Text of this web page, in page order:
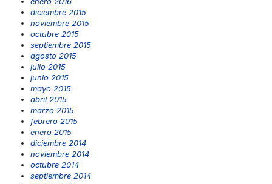
diciembre 2015
noviembre 2015
octubre 2015
septiembre 2015
agosto 2015
julio 2015
junio 2015
mayo 2015
abril 2015
marzo 2015
febrero 2015
enero 2015
diciembre 2014
noviembre 2014
octubre 2014
septiembre 2014